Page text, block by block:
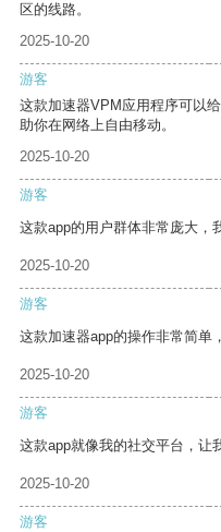
区的线路。
2025-10-20
游客
这款加速器VPM应用程序可以
助你在网络上自由移动。
2025-10-20
游客
这款app的用户群体非常庞大，
2025-10-20
游客
这款加速器app的操作非常简单
2025-10-20
游客
这款app就像我的社交平台，让
2025-10-20
游客